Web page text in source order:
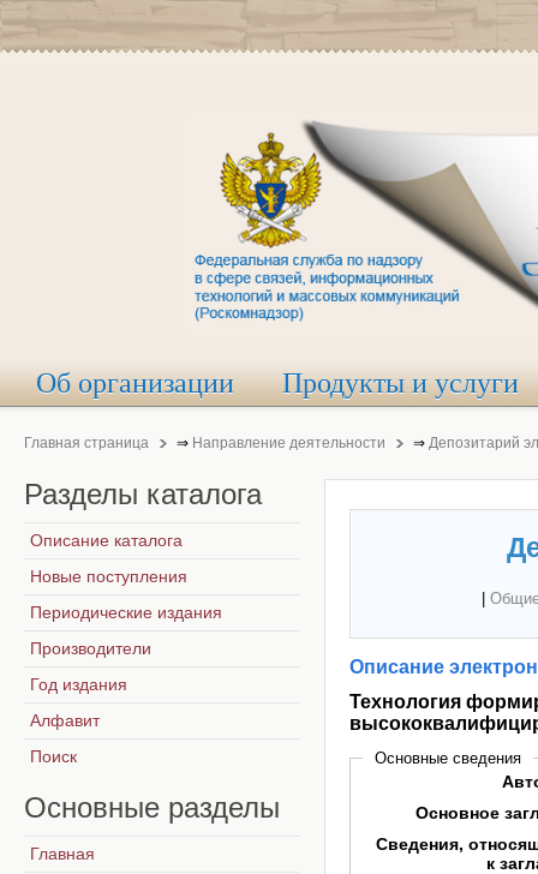
Об организации Продукты и услуги
Главная страница ⇒ Направление деятельности ⇒ Депозитарий
Описание
Технология
Основные сведения
Основное
Сведения,
к
Разделы каталога
Описание каталога
Новые поступления
Периодические издания
Производители
Год издания
Алфавит
Поиск
Основные разделы
Главная